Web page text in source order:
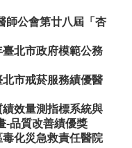
師公會第廿八屆「杏
北市政府模範公務
市戒菸服務績優醫
效量測指標系統與
-品質改善績優獎
化災急救責任醫院